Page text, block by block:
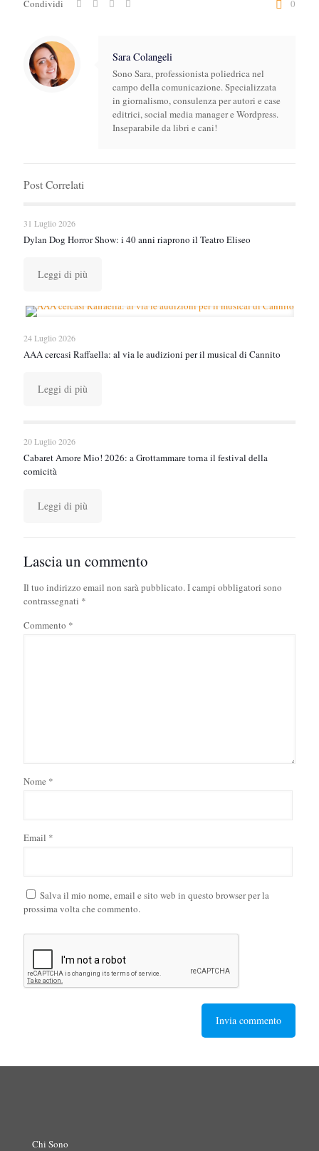
Condividi 0
Sara Colangeli
Sono Sara, professionista poliedrica nel
campo della comunicazione. Specializzata
in giornalismo, consulenza per autori e case
editrici, social media manager e Wordpress.
Inseparabile da libri e cani!
Post Correlati
31 Luglio 2026
Dylan Dog Horror Show: i 40 anni riaprono il Teatro Eliseo
Leggi di più
24 Luglio 2026
AAA cercasi Raffaella: al via le audizioni per il musical di Cannito
Leggi di più
20 Luglio 2026
Cabaret Amore Mio! 2026: a Grottammare torna il festival della
comicità
Leggi di più
Lascia un commento
Il tuo indirizzo email non sarà pubblicato.I campi obbligatori sono
contrassegnati *
Commento *
Nome *
Email *
Salva il mio nome, email e sito web in questo browser per la
prossima volta che commento.
Chi Sono